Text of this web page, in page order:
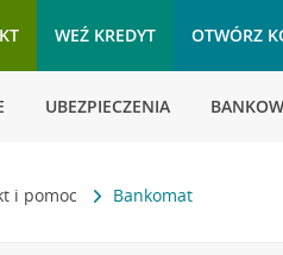
WEŹ KREDYT OTWÓRZ
UBEZPIECZENIA
i pomoc Bankomat